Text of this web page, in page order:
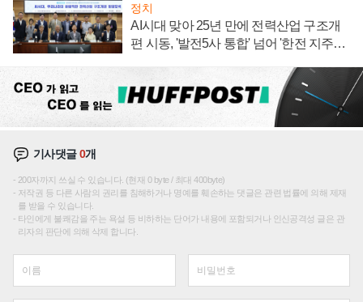
정치
AI시대 맞아 25년 만에 전력산업 구조개
편 시동, '발전5사 통합' 넘어 '한전 지주사'
기사댓글0개
200자까지 쓰실 수 있습니다. (현재 0 byte / 최대 400byte)
저작권 등 다른 사람의 권리를 침해하거나 명예를 훼손하는 댓글은 관련 법률에 의해 제재
를 받을 수 있습니다.
타인에게 불쾌감을 주는 욕설 등 비하하는 단어가 내용에 포함되거나 인신공격성 글은 관
리자의 판단에 의해 삭제 합니다.